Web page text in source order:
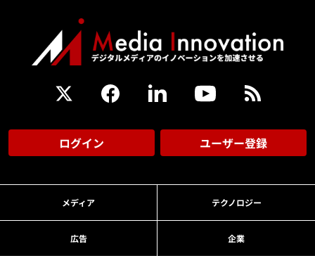
ログイン ユーザー登録
メディア テクノロジー
広告 企業